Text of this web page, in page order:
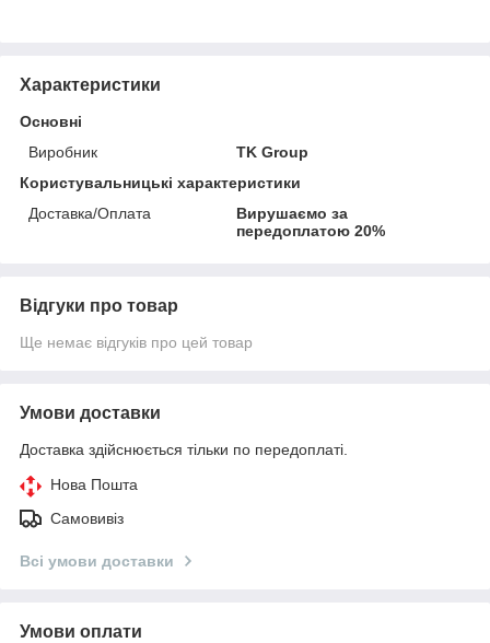
Характеристики
Основні
Виробник
TK Group
Користувальницькі характеристики
Доставка/Оплата
Вирушаємо за
передоплатою 20%
Відгуки про товар
Ще немає відгуків про цей товар
Умови доставки
Доставка здійснюється тільки по передоплаті.
Нова Пошта
Самовивіз
Всі умови доставки
Умови оплати